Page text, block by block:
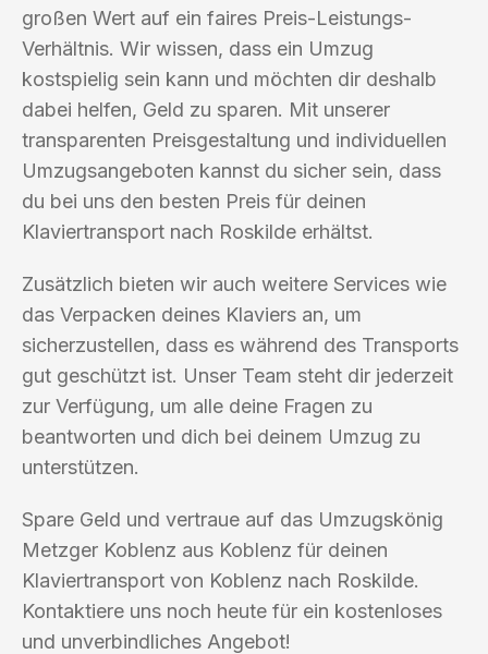
großen Wert auf ein faires Preis-Leistungs-
Verhältnis. Wir wissen, dass ein Umzug
kostspielig sein kann und möchten dir deshalb
dabei helfen, Geld zu sparen. Mit unserer
transparenten Preisgestaltung und individuellen
Umzugsangeboten kannst du sicher sein, dass
du bei uns den besten Preis für deinen
Klaviertransport nach Roskilde erhältst.
Zusätzlich bieten wir auch weitere Services wie
das Verpacken deines Klaviers an, um
sicherzustellen, dass es während des Transports
gut geschützt ist. Unser Team steht dir jederzeit
zur Verfügung, um alle deine Fragen zu
beantworten und dich bei deinem Umzug zu
unterstützen.
Spare Geld und vertraue auf das Umzugskönig
Metzger Koblenz aus Koblenz für deinen
Klaviertransport von Koblenz nach Roskilde.
Kontaktiere uns noch heute für ein kostenloses
und unverbindliches Angebot!